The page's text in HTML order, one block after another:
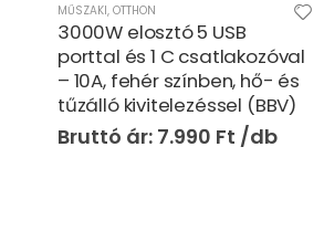
LED SZALAG,MŰSZAKI
Bluetooth vezérlésű LED
szalag – tűzijáték
effektusokkal, USB
tápellátással és rugalmas
kialakítással (BBV)